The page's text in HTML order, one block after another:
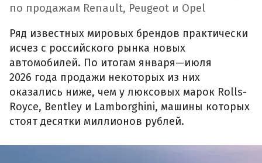
по продажам Renault, Peugeot и Opel
Ряд известных мировых брендов практически
исчез с российского рынка новых
автомобилей. По итогам января—июля
2026 года продажи некоторых из них
оказались ниже, чем у люксовых марок Rolls-
Royce, Bentley и Lamborghini, машины которых
стоят десятки миллионов рублей.